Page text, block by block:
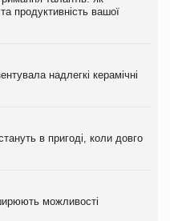
продуктивність вашої
надлегкі керамічні
в пригоді, коли довго
можливості